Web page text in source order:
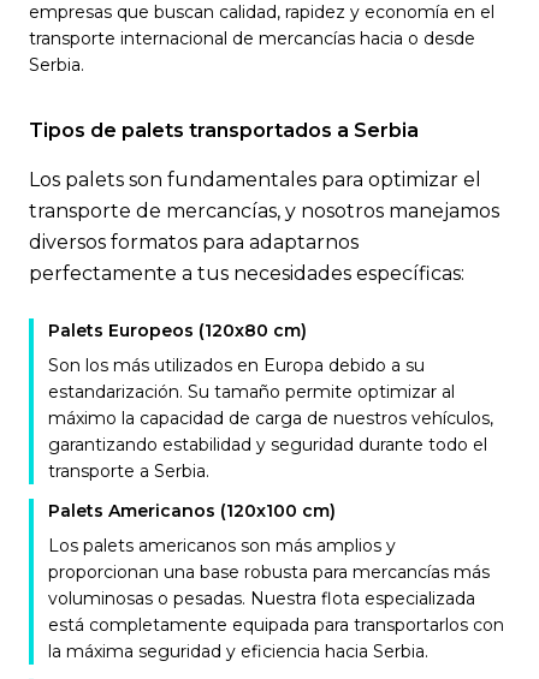
empresas que buscan calidad, rapidez y economía en el
transporte internacional de mercancías hacia o desde
Serbia.
Tipos de palets transportados a Serbia
Los palets son fundamentales para optimizar el
transporte de mercancías, y nosotros manejamos
diversos formatos para adaptarnos
perfectamente a tus necesidades específicas:
Palets Europeos (120x80 cm)
Son los más utilizados en Europa debido a su
estandarización. Su tamaño permite optimizar al
máximo la capacidad de carga de nuestros vehículos,
garantizando estabilidad y seguridad durante todo el
transporte a Serbia.
Palets Americanos (120x100 cm)
Los palets americanos son más amplios y
proporcionan una base robusta para mercancías más
voluminosas o pesadas. Nuestra flota especializada
está completamente equipada para transportarlos con
la máxima seguridad y eficiencia hacia Serbia.